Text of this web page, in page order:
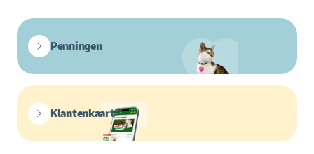
Penningen
Klantenkaart